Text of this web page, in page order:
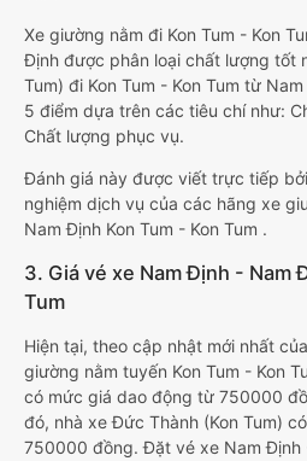
Xe giường nằm đi Kon Tum - Kon
Định được phân loại chất lượng tốt
Tum) đi Kon Tum - Kon Tum từ
5 điểm dựa trên các tiêu chí như:
Chất lượng phục vụ.
Đánh giá này được viết trực tiếp
nghiệm dịch vụ của các hãng xe
Nam Định Kon Tum - Kon Tum .
3. Giá vé xe Nam Định - Nam
Tum
Hiện tại, theo cập nhật mới nhất
giường nằm tuyến Kon Tum - Kon
có mức giá dao động từ 750000
đó, nhà xe Đức Thành (Kon Tum)
750000 đồng. Đặt vé xe Nam Định